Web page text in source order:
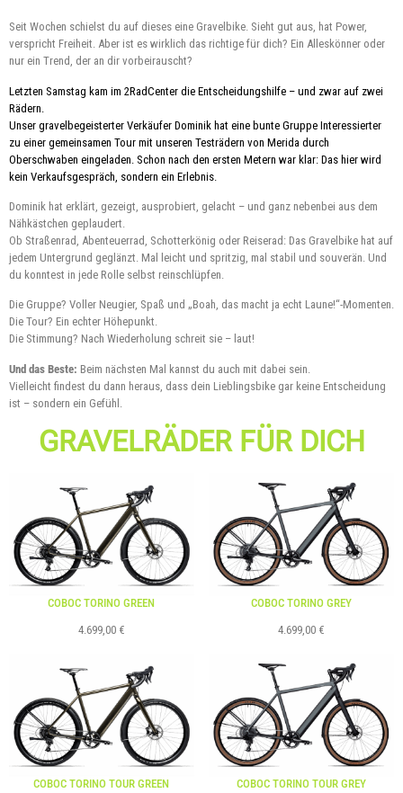
Seit Wochen schielst du auf dieses eine Gravelbike. Sieht gut aus, hat Power,
verspricht Freiheit. Aber ist es wirklich das richtige für dich? Ein Alleskönner oder
nur ein Trend, der an dir vorbeirauscht?
Letzten Samstag kam im 2RadCenter die Entscheidungshilfe – und zwar auf zwei
Rädern.
Unser gravelbegeisterter Verkäufer Dominik hat eine bunte Gruppe Interessierter
zu einer gemeinsamen Tour mit unseren Testrädern von Merida durch
Oberschwaben eingeladen. Schon nach den ersten Metern war klar: Das hier wird
kein Verkaufsgespräch, sondern ein Erlebnis.
Dominik hat erklärt, gezeigt, ausprobiert, gelacht – und ganz nebenbei aus dem
Nähkästchen geplaudert.
Ob Straßenrad, Abenteuerrad, Schotterkönig oder Reiserad: Das Gravelbike hat auf
jedem Untergrund geglänzt. Mal leicht und spritzig, mal stabil und souverän. Und
du konntest in jede Rolle selbst reinschlüpfen.
Die Gruppe? Voller Neugier, Spaß und „Boah, das macht ja echt Laune!“-Momenten.
Die Tour? Ein echter Höhepunkt.
Die Stimmung? Nach Wiederholung schreit sie – laut!
Und das Beste: Beim nächsten Mal kannst du auch mit dabei sein.
Vielleicht findest du dann heraus, dass dein Lieblingsbike gar keine Entscheidung
ist – sondern ein Gefühl.
GRAVELRÄDER FÜR DICH
COBOC TORINO GREEN
4.699,00 €
COBOC TORINO GREY
4.699,00 €
COBOC TORINO TOUR GREEN
COBOC TORINO TOUR GREY